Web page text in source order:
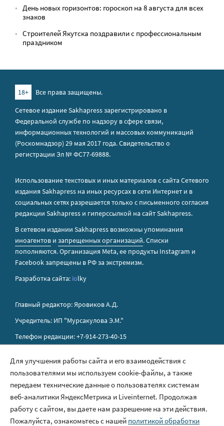
День новых горизонтов: гороскоп на 8 августа для всех
знаков
Строителей Якутска поздравили с профессиональным
праздником
18+
Все права защищены.
Сетевое издание Sakhapress зарегистрировано в
Федеральной службе по надзору в сфере связи,
информационных технологий и массовых коммуникаций
(Роскомнадзор) 29 мая 2017 года. Свидетельство о
регистрации Эл № ФС77-69888.
Использование текстовых и иных материалов с сайта Сетевого
издания Sakhapress на иных ресурсах в сети Интернет и в
социальных сетях разрешается только с письменного согласия
редакции Sakhapress и гиперссылкой на сайт Sakhapress.
В сетевом издании Sakhapress возможны упоминания
иноагентов и запрещенных организаций. Списки
пополняются. Организация Metа, ее продукты Instagram и
Facebook запрещены в РФ за экстремизм.
Разработка сайта: iolky
Главный редактор: Яровиков А.Д.
Учредитель: ИП "Мурсакулова Э.М."
Телефон редакции: +7-914-273-40-15
Правила сайта
Политика обработки персональных данных
Размещение рекламы
Для улучшения работы сайта и его взаимодействия с
пользователями мы используем cookie-файлы, а также
передаем технические данные о пользователях системам
веб-аналитики ЯндексМетрика и Liveinternet. Продолжая
работу с сайтом, вы даете нам разрешение на эти действия.
Пожалуйста, ознакомьтесь с нашей политикой обработки